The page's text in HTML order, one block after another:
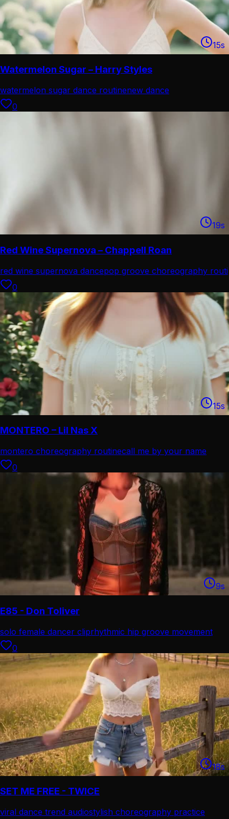
15s
Watermelon Sugar – Harry Styles
watermelon sugar dance routinenew dance
0
19s
Red Wine Supernova – Chappell Roan
red wine supernova dancepop groove choreography routi
0
15s
MONTERO – Lil Nas X
montero choreography routinecall me by your name
0
9s
E85 - Don Toliver
solo female dancer cliprhythmic hip groove movement
0
18s
SET ME FREE - TWICE
viral dance trend audiostylish choreography practice